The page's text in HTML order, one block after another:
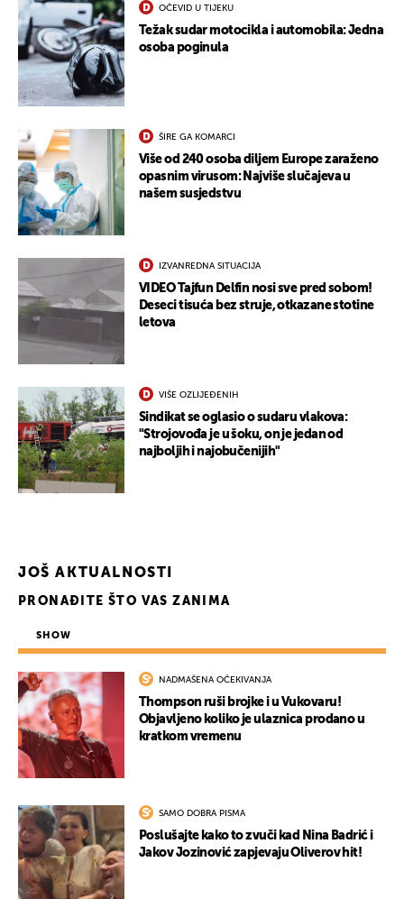
OČEVID U TIJEKU
Težak sudar motocikla i automobila: Jedna
osoba poginula
ŠIRE GA KOMARCI
Više od 240 osoba diljem Europe zaraženo
opasnim virusom: Najviše slučajeva u
našem susjedstvu
IZVANREDNA SITUACIJA
VIDEO Tajfun Delfin nosi sve pred sobom!
Deseci tisuća bez struje, otkazane stotine
letova
VIŠE OZLIJEĐENIH
Sindikat se oglasio o sudaru vlakova:
"Strojovođa je u šoku, on je jedan od
najboljih i najobučenijih"
JOŠ AKTUALNOSTI
PRONAĐITE ŠTO VAS ZANIMA
SHOW
NADMAŠENA OČEKIVANJA
Thompson ruši brojke i u Vukovaru!
Objavljeno koliko je ulaznica prodano u
kratkom vremenu
SAMO DOBRA PISMA
Poslušajte kako to zvuči kad Nina Badrić i
Jakov Jozinović zapjevaju Oliverov hit!
UKLJUČITE NOTIFIKACIJE